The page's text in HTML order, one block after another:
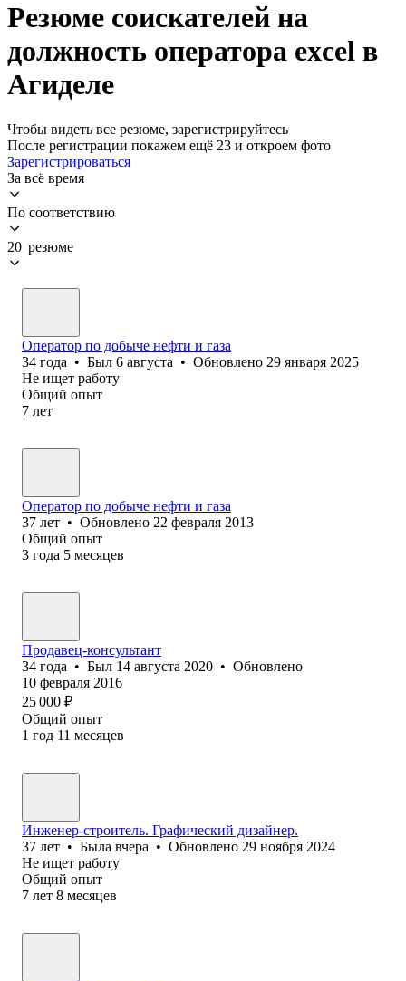
Резюме соискателей на
должность оператора excel в
Агиделе
Чтобы видеть все резюме, зарегистрируйтесь
После регистрации покажем ещё 23 и откроем фото
Зарегистрироваться
За всё время
По соответствию
20 резюме
Оператор по добыче нефти и газа
34 года • Был 6 августа • Обновлено 29 января 2025
Не ищет работу
Общий опыт
7 лет
Оператор по добыче нефти и газа
37 лет • Обновлено 22 февраля 2013
Общий опыт
3 года 5 месяцев
Продавец-консультант
34 года • Был 14 августа 2020 • Обновлено
10 февраля 2016
25 000 ₽
Общий опыт
1 год 11 месяцев
Инженер-строитель. Графический дизайнер.
37 лет • Была вчера • Обновлено 29 ноября 2024
Не ищет работу
Общий опыт
7 лет 8 месяцев